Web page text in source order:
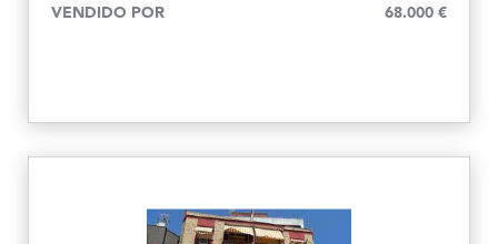
VENDIDO POR 68.000 €